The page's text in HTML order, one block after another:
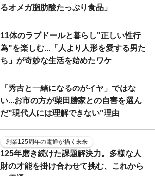
るオメガ脂肪酸たっぷり食品」
11体のラブドールと暮らし"正しい性行
為"を楽しむ...「人より人形を愛する男た
ち」が奇妙な生活を始めたワケ
「秀吉と一緒になるのがイヤ」ではな
い...お市の方が柴田勝家との自害を選ん
だ"現代人には理解できない"理由
創業125周年の電通が描く未来
125年磨き続けた課題解決力。多様な人
財の才能を掛け合わせて挑む、これから